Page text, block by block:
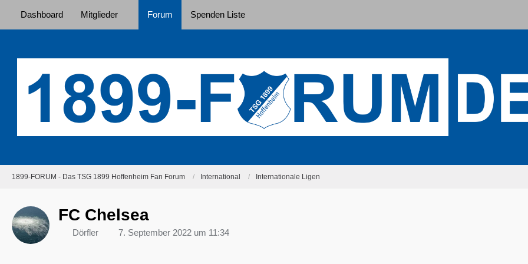
Dashboard Mitglieder Forum Spenden Liste
1899-FORUM - Das TSG 1899 Hoffenheim Fan Forum International Internationale Ligen
FC Chelsea
Dörfler 7. September 2022 um 11:34